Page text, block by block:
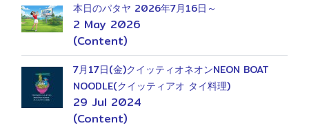
本日のパタヤ 2026年7月16日～
2 May 2026
(Content)
7月17日(金)クイッティオネオンNEON BOAT
NOODLE(クイッティアオ タイ料理)
29 Jul 2024
(Content)